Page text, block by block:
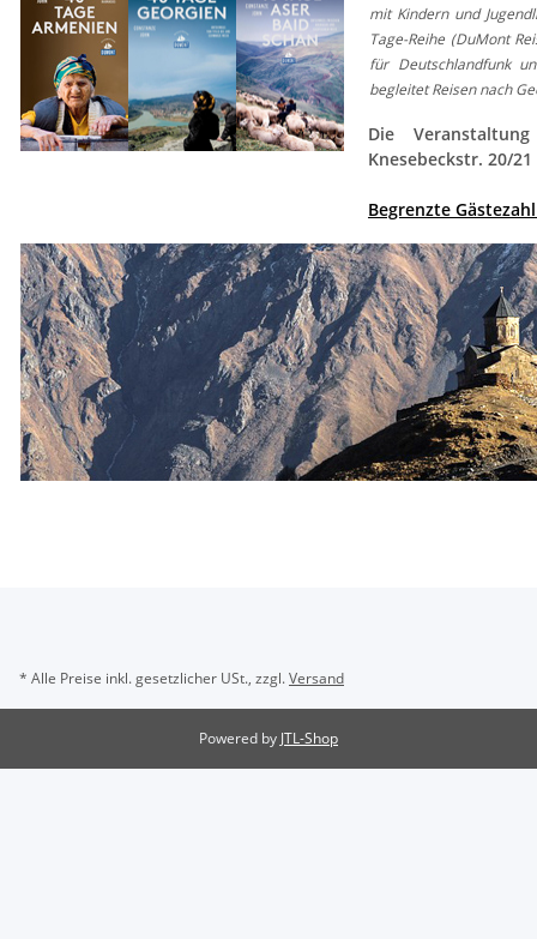
mit Kindern und
Tage-Reihe (DuMont
für Deutschlandfunk
begleitet Reisen nach
Die
Knesebeckstr. 20/
Begrenzte
* Alle Preise inkl. gesetzlicher USt., zzgl.Versand
Powered by JTL-Shop